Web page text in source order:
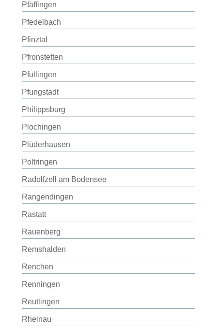
Pfäffingen
Pfedelbach
Pfinztal
Pfronstetten
Pfullingen
Pfungstadt
Philippsburg
Plochingen
Plüderhausen
Poltringen
Radolfzell am Bodensee
Rangendingen
Rastatt
Rauenberg
Remshalden
Renchen
Renningen
Reutlingen
Rheinau